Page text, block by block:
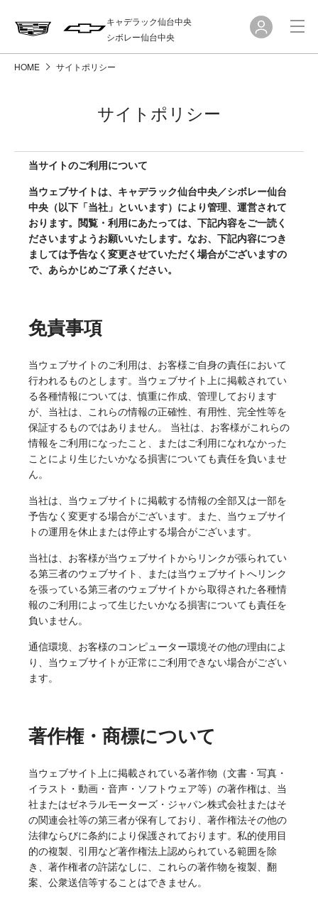
キャデラック仙台中央
シボレー仙台中央
HOME サイトポリシー
サイトポリシー
当サイトのご利用について
当ウェブサイトは、キャデラック仙台中央／シボレー仙台
中央（以下「当社」といいます）により管理、運営されて
おります。閲覧・利用にあたっては、下記内容をご一読く
ださいますようお願いいたします。なお、下記内容につき
ましては予告なく変更させていただく場合がございますの
で、あらかじめご了承ください。
免責事項
当ウェブサイトのご利用は、お客様ご自身の責任において
行われるものとします。当ウェブサイト上に掲載されてい
る各種情報については、慎重に作成、管理しております
が、当社は、これらの情報の正確性、有用性、完全性等を
保証するものではありません。 当社は、お客様がこれらの
情報をご利用になったこと、またはご利用になれなかった
ことにより生じたいかなる損害についても責任を負いませ
ん。
当社は、当ウェブサイトに掲載する情報の全部又は一部を
予告なく変更する場合がございます。また、当ウェブサイ
トの運用を休止または停止する場合がございます。
当社は、お客様が当ウェブサイトからリンクが張られてい
る第三者のウェブサイト、または当ウェブサイトへリンク
を張っている第三者のウェブサイトから取得された各種情
報のご利用によって生じたいかなる損害についても責任を
負いません。
通信環境、お客様のコンピューター環境その他の理由によ
り、当ウェブサイトが正常にご利用できない場合がござい
ます。
著作権・商標について
当ウェブサイト上に掲載されている著作物（文書・写真・
イラスト・動画・音声・ソフトウェア等）の著作権は、当
社またはゼネラルモーターズ・ジャパン株式会社またはそ
の関連会社等の第三者が保有しており、著作権法その他の
法律ならびに条約により保護されております。私的使用目
的の複製、引用など著作権法上認められている範囲を除
き、著作権者の許諾なしに、これらの著作物を複製、翻
案、公衆送信等することはできません。